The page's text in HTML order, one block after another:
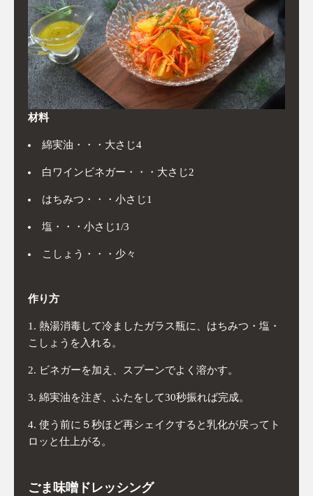
材料
綿実油・・・大さじ4
白ワインビネガー・・・大さじ2
はちみつ・・・小さじ1
塩・・・小さじ1/3
こしょう・・・少々
作り方
熱湯消毒して冷ましたガラス瓶に、はちみつ・塩・
こしょうを入れる。
ビネガーを加え、スプーンでよく溶かす。
綿実油を注ぎ、ふたをして30秒振れば完成。
使う前に５秒ほど再シェイクすると乳化が戻ってト
ロッと仕上がる。
ごま味噌ドレッシング